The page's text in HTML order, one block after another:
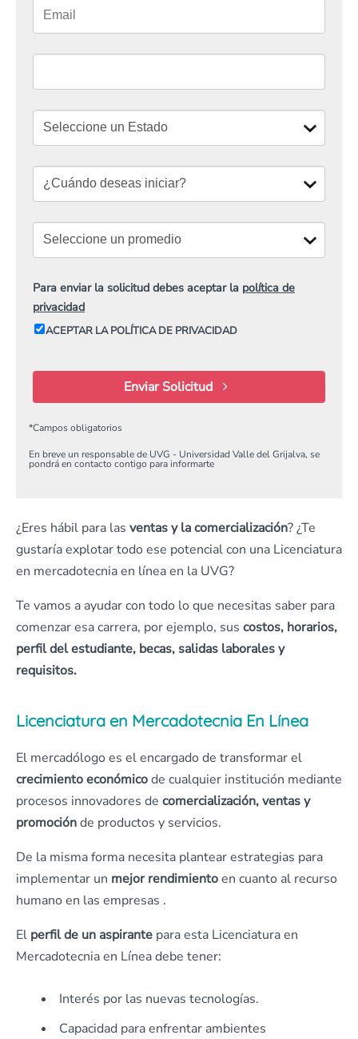
Para enviar la solicitud debes aceptar la política de
privacidad
ACEPTAR LA POLÍTICA DE PRIVACIDAD
Enviar Solicitud
*Campos obligatorios
En breve un responsable de UVG - Universidad Valle del Grijalva, se
pondrá en contacto contigo para informarte
¿Eres hábil para las ventas y la comercialización? ¿Te
gustaría explotar todo ese potencial con una Licenciatura
en mercadotecnia en línea en la UVG?
Te vamos a ayudar con todo lo que necesitas saber para
comenzar esa carrera, por ejemplo, sus costos, horarios,
perfil del estudiante, becas, salidas laborales y
requisitos.
Licenciatura en Mercadotecnia En Línea
El mercadólogo es el encargado de transformar el
crecimiento económicode cualquier institución mediante
procesos innovadores de comercialización, ventas y
promociónde productos y servicios.
De la misma forma necesita plantear estrategias para
implementar un mejor rendimientoen cuanto al recurso
humano en las empresas .
El perfil de un aspirante para esta Licenciatura en
Mercadotecnia en Línea debe tener:
Interés por las nuevas tecnologías.
Capacidad para enfrentar ambientes